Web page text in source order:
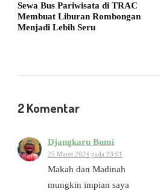
Sewa Bus Pariwisata di TRAC
Membuat Liburan Rombongan
Menjadi Lebih Seru
2 Komentar
Djangkaru Bumi
25 Maret 2024 pada 23:01
Makah dan Madinah
mungkin impian saya